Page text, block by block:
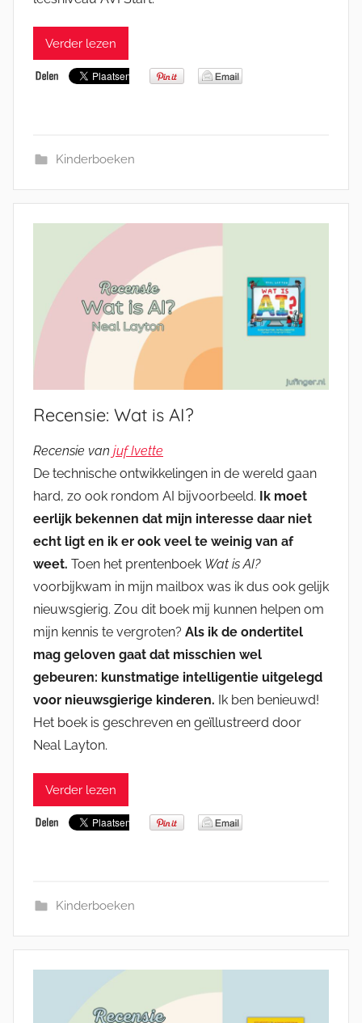
Verder lezen
Kinderboeken
Recensie: Wat is AI?
Recensie van juf Ivette
De technische ontwikkelingen in de wereld gaan
hard, zo ook rondom AI bijvoorbeeld.
Ik moet
eerlijk bekennen dat mijn interesse daar niet
echt ligt en ik er ook veel te weinig van af
weet. Toen het prentenboek Wat is AI?
voorbijkwam in mijn mailbox was ik dus ook gelijk
nieuwsgierig. Zou dit boek mij kunnen helpen om
mijn kennis te vergroten? Als ik de ondertitel
mag geloven gaat dat misschien wel
gebeuren: kunstmatige intelligentie uitgelegd
voor nieuwsgierige kinderen. Ik ben benieuwd!
Het boek is geschreven en geïllustreerd door
Neal Layton.
Verder lezen
Kinderboeken